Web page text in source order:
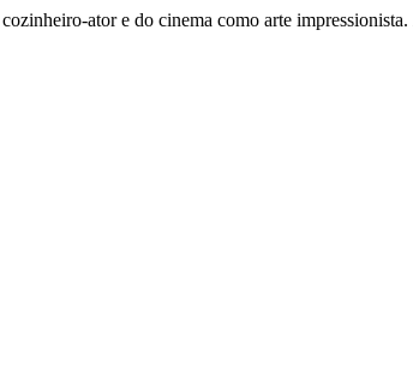
ator e do cinema como arte impressionista.